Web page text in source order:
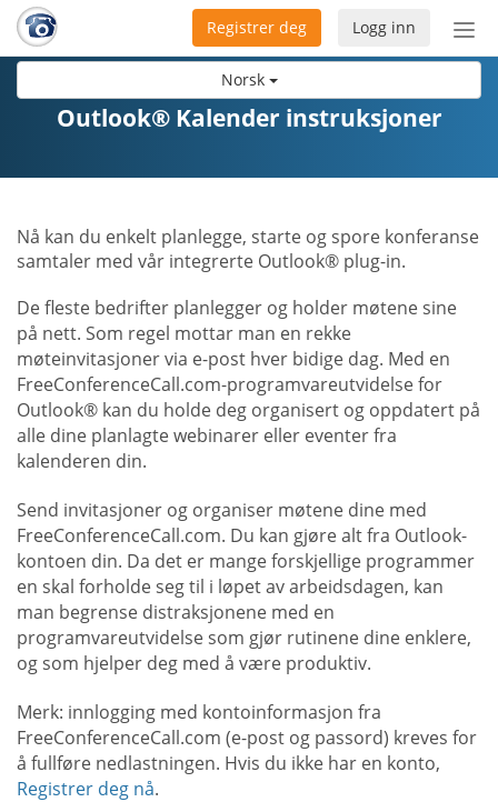
Norsk
Bytt
Logg inn
Registrer deg
Outlook® Kalender instruksjoner
Nå kan du enkelt planlegge, starte og spore konferanse
samtaler med vår integrerte Outlook® plug-in.
De fleste bedrifter planlegger og holder møtene sine
på nett. Som regel mottar man en rekke
møteinvitasjoner via e-post hver bidige dag. Med en
FreeConferenceCall.com-programvareutvidelse for
Outlook® kan du holde deg organisert og oppdatert på
alle dine planlagte webinarer eller eventer fra
kalenderen din.
Send invitasjoner og organiser møtene dine med
FreeConferenceCall.com. Du kan gjøre alt fra Outlook-
kontoen din. Da det er mange forskjellige programmer
en skal forholde seg til i løpet av arbeidsdagen, kan
man begrense distraksjonene med en
programvareutvidelse som gjør rutinene dine enklere,
og som hjelper deg med å være produktiv.
Merk: innlogging med kontoinformasjon fra
FreeConferenceCall.com (e-post og passord) kreves for
å fullføre nedlastningen. Hvis du ikke har en konto,
Registrer deg nå.